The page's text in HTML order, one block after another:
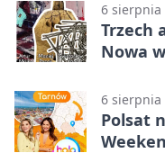
6 sierpnia
Trzech
Nowa
6 sierpnia
Polsat